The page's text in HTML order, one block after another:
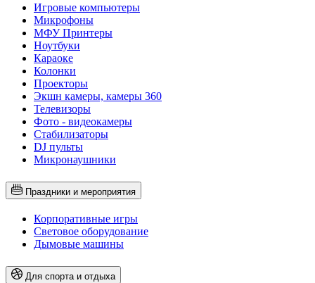
Игровые компьютеры
Микрофоны
МФУ Принтеры
Ноутбуки
Караоке
Колонки
Проекторы
Экшн камеры, камеры 360
Телевизоры
Фото - видеокамеры
Стабилизаторы
DJ пульты
Микронаушники
Праздники и мероприятия
Корпоративные игры
Световое оборудование
Дымовые машины
Для спорта и отдыха